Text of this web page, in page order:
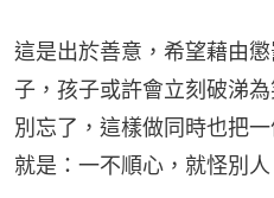
這是出於善意，希望藉由
子，孩子或許會立刻破涕
別忘了，這樣做同時也把
就是：一不順心，就怪別人